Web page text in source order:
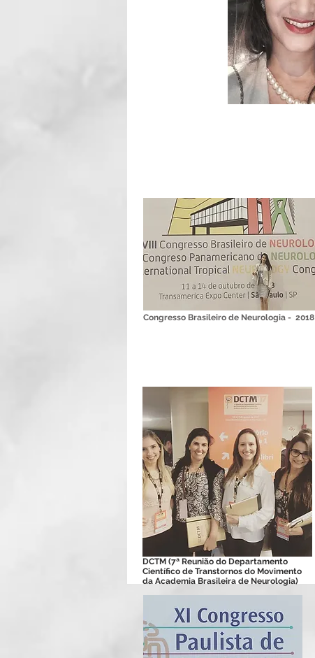
Congresso Brasileiro de Neurologia - 2018
DCTM (7ª Reunião do Departamento
Científico de Transtornos do Movimento
da Academia Brasileira de Neurologia)